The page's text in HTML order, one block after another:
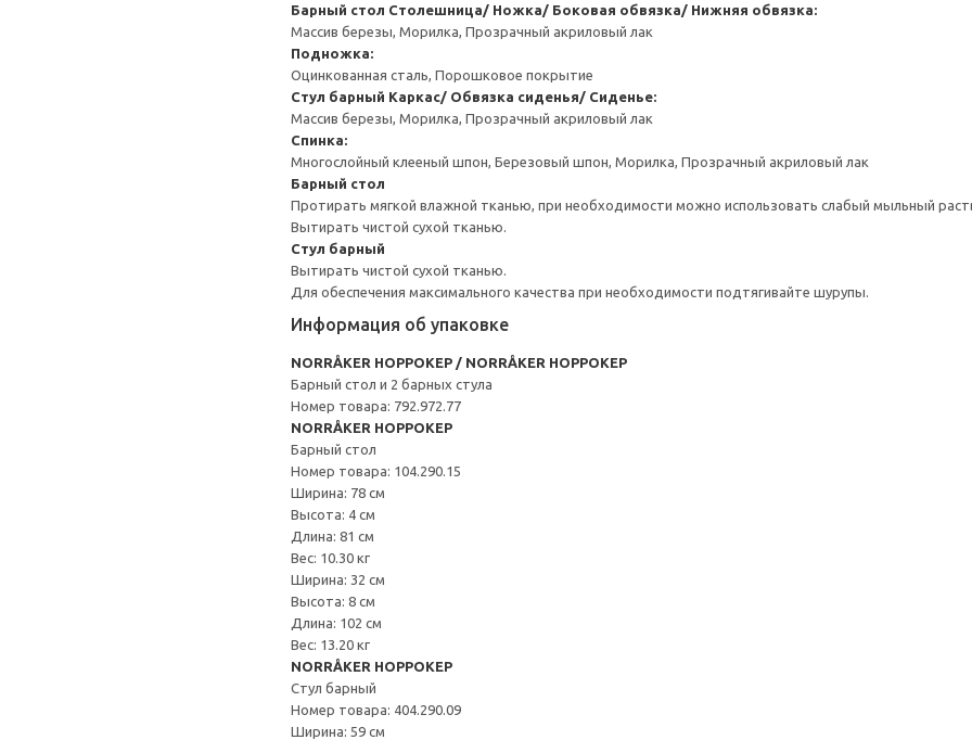
Барный стол Столешница/ Ножка/ Боковая обвязка/ Нижняя обвязка:
Массив березы, Морилка, Прозрачный акриловый лак
Подножка:
Оцинкованная сталь, Порошковое покрытие
Стул барный Каркас/ Обвязка сиденья/ Сиденье:
Массив березы, Морилка, Прозрачный акриловый лак
Спинка:
Многослойный клееный шпон, Березовый шпон, Морилка, Прозрачный акриловый лак
Барный стол
Протирать мягкой влажной тканью, при необходимости можно использовать слабый мыльный
Вытирать чистой сухой тканью.
Стул барный
Вытирать чистой сухой тканью.
Для обеспечения максимального качества при необходимости подтягивайте шурупы.
Информация об упаковке
NORRÅKER НОРРОКЕР / NORRÅKER НОРРОКЕР
Барный стол и 2 барных стула
Номер товара: 792.972.77
NORRÅKER НОРРОКЕР
Барный стол
Номер товара: 104.290.15
Ширина: 78 см
Высота: 4 см
Длина: 81 см
Вес: 10.30 кг
Ширина: 32 см
Высота: 8 см
Длина: 102 см
Вес: 13.20 кг
NORRÅKER НОРРОКЕР
Стул барный
Номер товара: 404.290.09
Ширина: 59 см